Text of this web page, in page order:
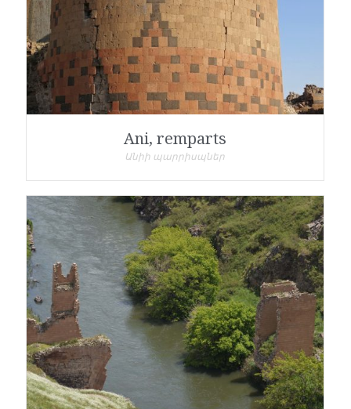
Ani, remparts
Անիի պարրիսպներ